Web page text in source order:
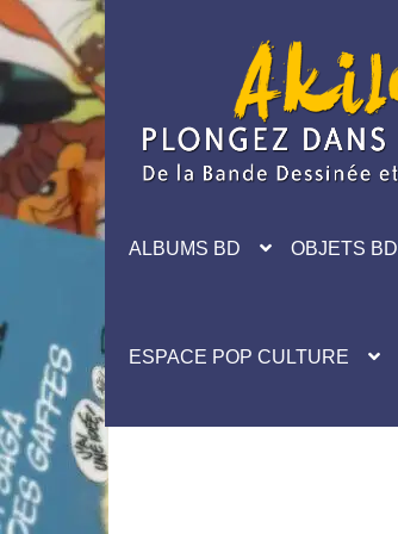
navigation
ALBUMS BD OBJETS BD
ESPACE POP CULTURE